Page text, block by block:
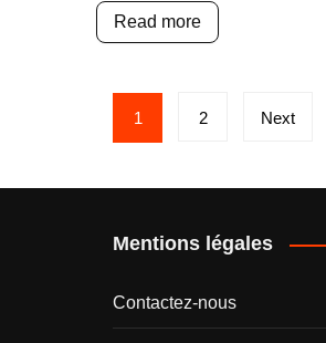
Read more
Posts
pagination
1 2 Next
Mentions légales
Contactez-nous